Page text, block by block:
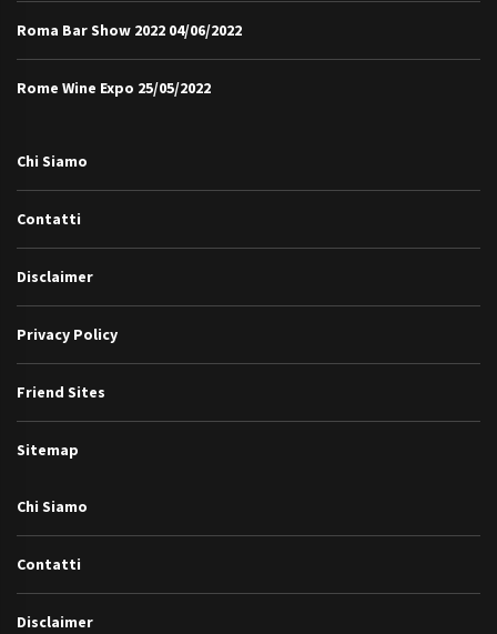
Roma Bar Show 2022 04/06/2022
Rome Wine Expo 25/05/2022
Chi Siamo
Contatti
Disclaimer
Privacy Policy
Friend Sites
Sitemap
Chi Siamo
Contatti
Disclaimer